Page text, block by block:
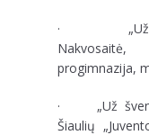
· „Už
progimnazija,
· „Už
Šiaulių